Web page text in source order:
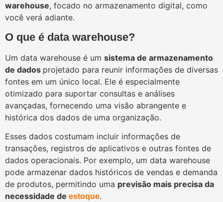
warehouse, focado no armazenamento digital, como
você verá adiante.
O que é data warehouse?
Um data warehouse é um sistema de armazenamento
de dados projetado para reunir informações de diversas
fontes em um único local. Ele é especialmente
otimizado para suportar consultas e análises
avançadas, fornecendo uma visão abrangente e
histórica dos dados de uma organização.
Esses dados costumam incluir informações de
transações, registros de aplicativos e outras fontes de
dados operacionais. Por exemplo, um data warehouse
pode armazenar dados históricos de vendas e demanda
de produtos, permitindo uma previsão mais precisa da
necessidade de estoque.